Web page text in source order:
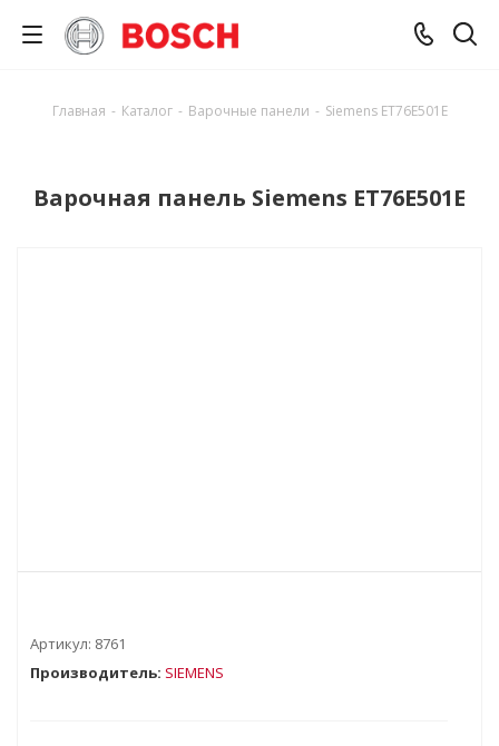
Главная - Каталог - Варочные панели - Siemens ET76E501E
Варочная панель Siemens ET76E501E
Артикул: 8761
Производитель: SIEMENS